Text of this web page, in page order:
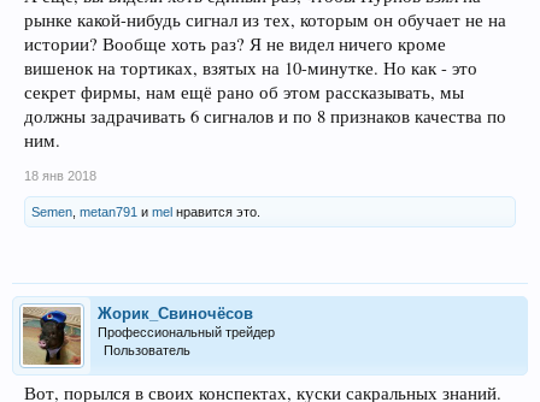
рынке какой-нибудь сигнал из тех, которым он обучает не на
истории? Вообще хоть раз? Я не видел ничего кроме
вишенок на тортиках, взятых на 10-минутке. Но как - это
секрет фирмы, нам ещё рано об этом рассказывать, мы
должны задрачивать 6 сигналов и по 8 признаков качества по
ним.
18 янв 2018
Semen metan791 и mel нравится это.
Жорик_Свиночёсов
Профессиональный трейдер
Пользователь
Вот, порылся в своих конспектах, куски сакральных знаний.